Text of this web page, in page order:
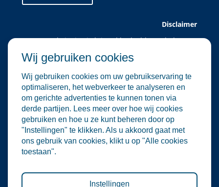
Disclaimer
Deze website is uitsluitend bedoeld voor leden van
Water Alliance biedt dit platform aan om relevante
evenementen in de water- en
milieutechnologiesector te verzamelen en onder de
aandacht te brengen. Hoewel wij zorgvuldig omgaan
met de selectie en plaatsing van evenementen, zijn
wij niet verantwoordelijk voor de organisatie of
inhoud van externe evenementen.
De informatie op deze website is informatief van
aard. Er kunnen geen rechten worden ontleend aan
de inhoud van deze site, noch aan deelname aan de
geen enkele aansprakelijkheid voor directe of
indirecte schade die voortvloeit uit het gebruik van
Wij gebruiken cookies
Wij gebruiken cookies om uw gebruikservaring te
optimaliseren, het webverkeer te analyseren en
om gerichte advertenties te kunnen tonen via
derde partijen. Lees meer over hoe wij cookies
gebruiken en hoe u ze kunt beheren door op
"Instellingen" te klikken. Als u akkoord gaat met
ons gebruik van cookies, klikt u op "Alle cookies
toestaan".
Instellingen